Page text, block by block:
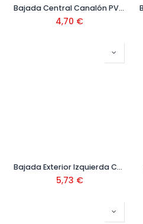
Bajada Central Canalón PVC Gris
4,70 €
Bajada Exterior Izquierda Canalón PVC Gris
5,73 €